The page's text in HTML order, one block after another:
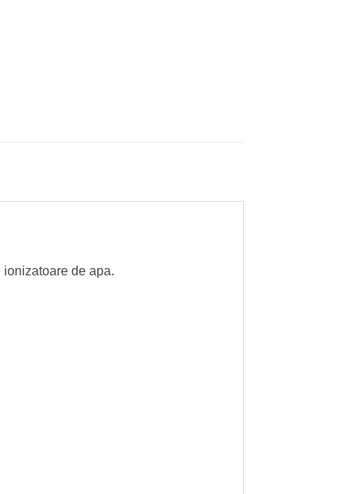
de apa.